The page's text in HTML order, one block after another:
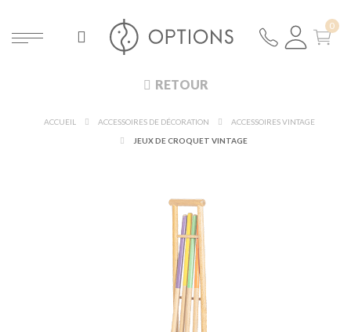
RETOUR
ACCUEIL ACCESSOIRES DE DÉCORATION
ACCESSOIRES VINTAGE
JEUX DE CROQUET VINTAGE